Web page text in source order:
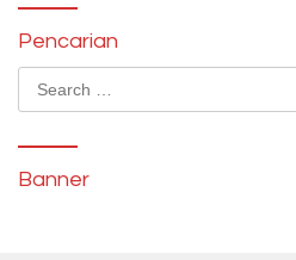
Pencarian
Search
for:
Banner